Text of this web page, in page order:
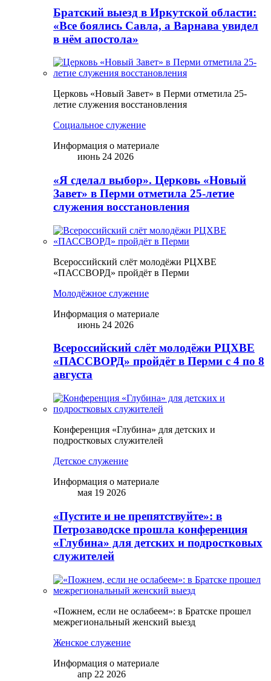
Братский выезд в Иркутской области:
«Все боялись Савла, а Варнава увидел
в нём апостола»
Церковь «Новый Завет» в Перми отметила 25-
летие служения восстановления
Социальное служение
Информация о материале
июнь 24 2026
«Я сделал выбор». Церковь «Новый
Завет» в Перми отметила 25-летие
служения восстановления
Всероссийский слёт молодёжи РЦХВЕ
«ПАССВОРД» пройдёт в Перми
Молодёжное служение
Информация о материале
июнь 24 2026
Всероссийский слёт молодёжи РЦХВЕ
«ПАССВОРД» пройдёт в Перми с 4 по 8
августа
Конференция «Глубина» для детских и
подростковых служителей
Детское служение
Информация о материале
мая 19 2026
«Пустите и не препятствуйте»: в
Петрозаводске прошла конференция
«Глубина» для детских и подростковых
служителей
«Пожнем, если не ослабеем»: в Братске прошел
межрегиональный женский выезд
Женское служение
Информация о материале
апр 22 2026